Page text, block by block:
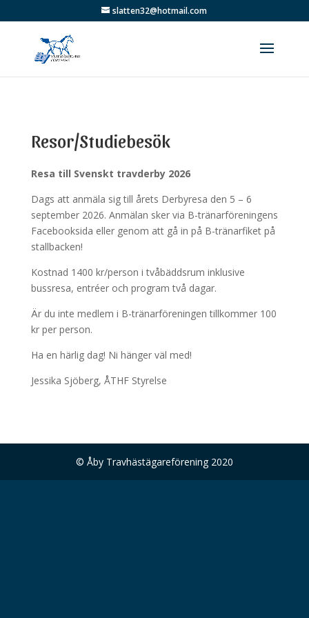
slatten32@hotmail.com
Resor/Studiebesök
Resa till Svenskt travderby 2026
Dags att anmäla sig till årets Derbyresa den 5 – 6
september 2026. Anmälan sker via B-tränarföreningens
Facebooksida eller genom att gå in på B-tränarfiket på
stallbacken!
Kostnad 1400 kr/person i tvåbäddsrum inklusive
bussresa, entréer och program två dagar.
Är du inte medlem i B-tränarföreningen tillkommer 100
kr per person.
Ha en härlig dag! Ni hänger väl med!
Jessika Sjöberg, ÅTHF Styrelse
© Åby Travhästägareförening 2020